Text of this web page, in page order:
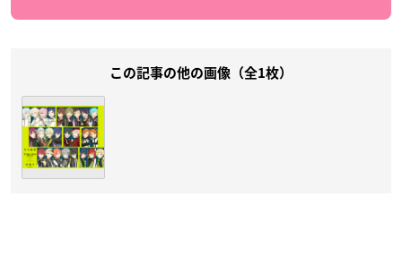
この記事の他の画像（全1枚）